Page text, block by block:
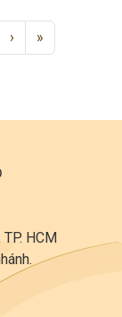
› »
HCM